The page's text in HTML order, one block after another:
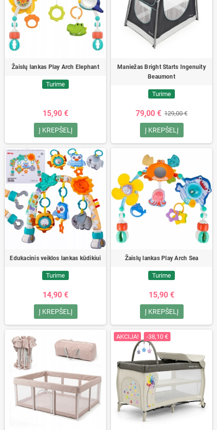
Žaislų lankas Play Arch Elephant
Turime
15,90 €
Į KREPŠELĮ
Maniežas Bright Starts Ingenuity
Beaumont
Turime
79,00 € 129,00 €
Į KREPŠELĮ
Edukacinis veiklos lankas kūdikiui
Turime
14,90 €
Į KREPŠELĮ
Žaislų lankas Play Arch Sea
Turime
15,90 €
Į KREPŠELĮ
AKCIJA! -38,10 €